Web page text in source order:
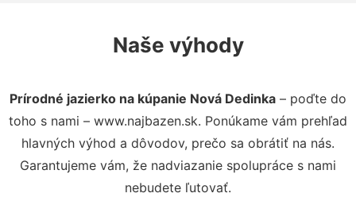
Naše výhody
Prírodné jazierko na kúpanie Nová Dedinka – poďte do
toho s nami – www.najbazen.sk. Ponúkame vám prehľad
hlavných výhod a dôvodov, prečo sa obrátiť na nás.
Garantujeme vám, že nadviazanie spolupráce s nami
nebudete ľutovať.